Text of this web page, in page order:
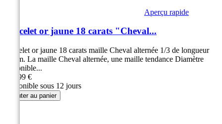
Aperçu rapide
Bracelet or jaune 18 carats "Cheval...
Bracelet or jaune 18 carats maille Cheval alternée 1/3 de longueur
17 cm. La maille Cheval alternée, une maille tendance Diamètre
disponible...
289,99 €
Disponible sous 12 jours
Ajouter au panier